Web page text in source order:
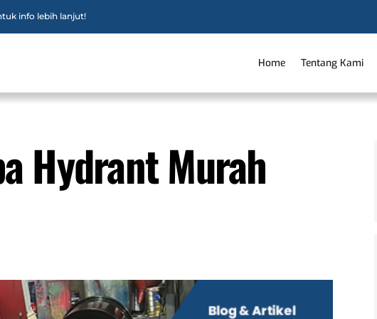
info lebih lanjut!
Home Tentang Kami
Hydrant Murah